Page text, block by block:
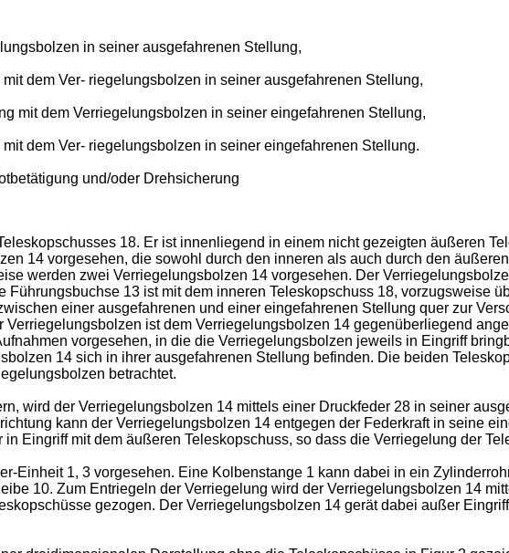
in seiner ausgefahrenen Stellung,
dem Ver- riegelungsbolzen in seiner ausgefahrenen Stellung,
mit dem Verriegelungsbolzen in seiner eingefahrenen Stellung,
dem Ver- riegelungsbolzen in seiner eingefahrenen Stellung.
und/oder Drehsicherung
18. Er ist innenliegend in einem nicht gezeigten äußeren
14 vorgesehen, die sowohl durch den inneren als auch durch den
werden zwei Verriegelungsbolzen 14 vorgesehen. Der
13 ist mit dem inneren Teleskopschuss 18, vorzugsweise
einer ausgefahrenen und einer eingefahrenen Stellung quer zur
ist dem Verriegelungsbolzen 14 gegenüberliegend
vorgesehen, in die die Verriegelungsbolzen jeweils in Eingriff
14 sich in ihrer ausgefahrenen Stellung befinden. Die beiden
betrachtet.
wird der Verriegelungsbolzen 14 mittels einer Druckfeder 28 in seiner
kann der Verriegelungsbolzen 14 entgegen der Federkraft in seine
Eingriff mit dem äußeren Teleskopschuss, so dass die Verriegelung der
Einheit 1, 3 vorgesehen. Eine Kolbenstange 1 kann dabei in ein
10. Zum Entriegeln der Verriegelung wird der Verriegelungsbolzen 14
gezogen. Der Verriegelungsbolzen 14 gerät dabei außer